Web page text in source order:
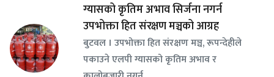
ग्यासको कृतिम अभाव सिर्जना नगर्न
उपभोक्ता हित संरक्षण मञ्चको आग्रह
बुटवल । उपभोक्ता हित संरक्षण मञ्च, रूपन्देहीले
पकाउने एलपी ग्यासको कृतिम अभाव र